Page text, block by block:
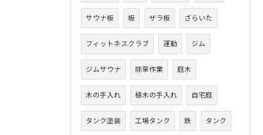
サウナ板 板 ザラ板 ざらいた
フィットネスクラブ 運動 ジム
ジムサウナ 除草作業 庭木
木の手入れ 植木の手入れ 自宅庭
タンク塗装 工場タンク 鉄 タンク